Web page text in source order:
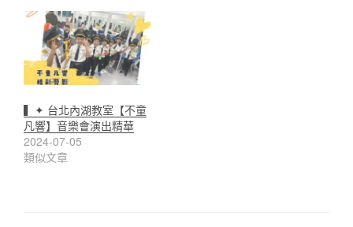
▍✦ 台北內湖教室【不童
凡響】音樂會演出精華
2024-07-05
類似文章